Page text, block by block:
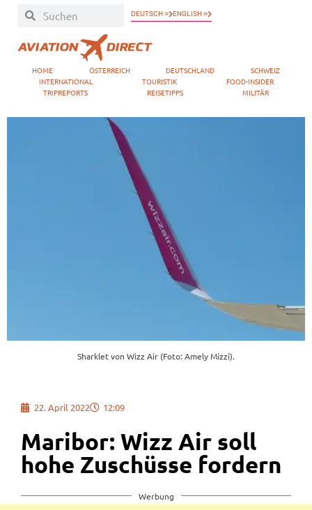
DEUTSCH » ENGLISH »
HOME ÖSTERREICH DEUTSCHLAND
SCHWEIZ
INTERNATIONAL
TOURISTIK
FOOD-INSIDER
TRIPREPORTS
REISETIPPS MILITÄR
Sharklet von Wizz Air (Foto: Amely Mizzi).
22. April 2022 12:09
Maribor: Wizz Air soll
hohe Zuschüsse fordern
Werbung